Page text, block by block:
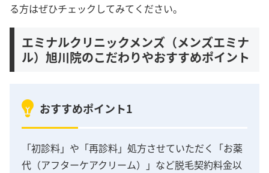
る方はぜひチェックしてみてください。
エミナルクリニックメンズ（メンズエミナ
ル）旭川院のこだわりやおすすめポイント
おすすめポイント1
「初診料」や「再診料」処方させていただく「お薬
代（アフターケアクリーム）」など脱毛契約料金以